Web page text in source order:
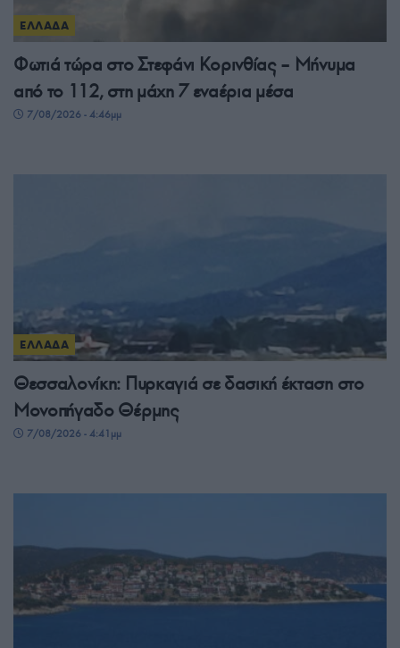
ΕΛΛΑΔΑ
Φωτιά τώρα στο Στεφάνι Κορινθίας – Μήνυμα
από το 112, στη μάχη 7 εναέρια μέσα
7/08/2026 - 4:46μμ
ΕΛΛΑΔΑ
Θεσσαλονίκη: Πυρκαγιά σε δασική έκταση στο
Μονοπήγαδο Θέρμης
7/08/2026 - 4:41μμ